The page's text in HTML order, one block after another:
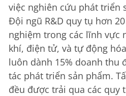
việc nghiên cứu phát triển
Đội ngũ R&D quy tụ hơn
nghiệm trong các lĩnh vực
khí, điện tử, và tự động
luôn dành 15% doanh thu
tác phát triển sản phẩm.
đều được trải qua các quy